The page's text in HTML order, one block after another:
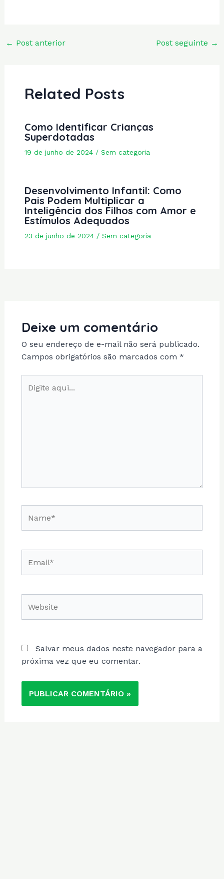
Post
← Post anterior Post seguinte →
Related Posts
Como Identificar Crianças
Superdotadas
19 de junho de 2024 / Sem categoria
Desenvolvimento Infantil: Como
Pais Podem Multiplicar a
Inteligência dos Filhos com Amor e
Estímulos Adequados
23 de junho de 2024 / Sem categoria
Deixe um comentário
O seu endereço de e-mail não será publicado.
Campos obrigatórios são marcados com *
aqui...
Salvar meus dados neste navegador para a
próxima vez que eu comentar.